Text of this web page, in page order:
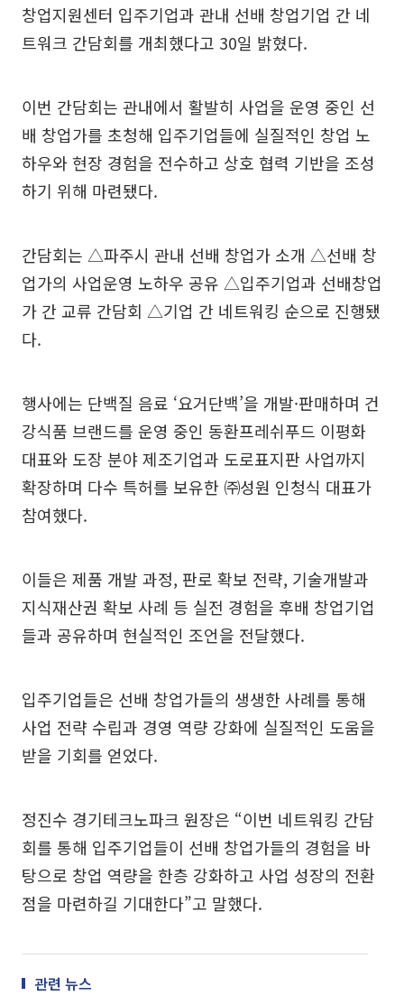
창업지원센터 입주기업과 관내 선배 창업기업 간 네
트워크 간담회를 개최했다고 30일 밝혔다.
이번 간담회는 관내에서 활발히 사업을 운영 중인 선
배 창업가를 초청해 입주기업들에 실질적인 창업 노
하우와 현장 경험을 전수하고 상호 협력 기반을 조성
하기 위해 마련됐다.
간담회는 △파주시 관내 선배 창업가 소개 △선배 창
업가의 사업운영 노하우 공유 △입주기업과 선배창업
가 간 교류 간담회 △기업 간 네트워킹 순으로 진행됐
다.
행사에는 단백질 음료 ‘요거단백’을 개발·판매하며 건
강식품 브랜드를 운영 중인 동환프레쉬푸드 이평화
대표와 도장 분야 제조기업과 도로표지판 사업까지
확장하며 다수 특허를 보유한 ㈜성원 인청식 대표가
참여했다.
이들은 제품 개발 과정, 판로 확보 전략, 기술개발과
지식재산권 확보 사례 등 실전 경험을 후배 창업기업
들과 공유하며 현실적인 조언을 전달했다.
입주기업들은 선배 창업가들의 생생한 사례를 통해
사업 전략 수립과 경영 역량 강화에 실질적인 도움을
받을 기회를 얻었다.
정진수 경기테크노파크 원장은 “이번 네트워킹 간담
회를 통해 입주기업들이 선배 창업가들의 경험을 바
탕으로 창업 역량을 한층 강화하고 사업 성장의 전환
점을 마련하길 기대한다”고 말했다.
관련 뉴스